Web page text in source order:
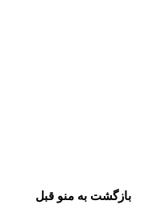
بازگشت به منو قبل